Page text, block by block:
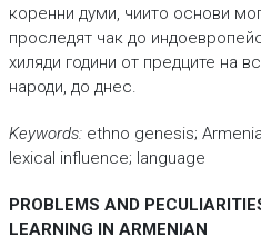
коренни думи, чиито основи
проследят чак до
хиляди години от предците на
народи, до днес.
Keywords:ethno genesis;
lexical influence; language
PROBLEMS AND
LEARNING IN ARMENIAN